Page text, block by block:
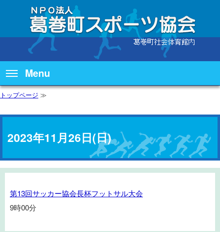
Menu
トップページ ≫
2023年11月26日(日)
第
第13回サッカー協会長杯フットサル大会
9時00分